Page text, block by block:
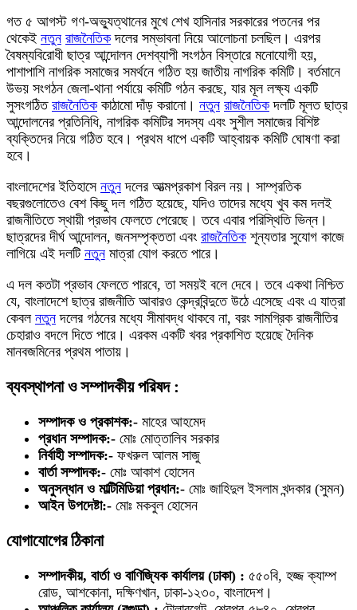
গত ৫ আগস্ট গণ-অভ্যুত্থানের মুখে শেখ হাসিনার সরকারের পতনের পর
থেকেই নতুন রাজনৈতিকদলের সম্ভাবনা নিয়ে আলোচনা চলছিল। এরপর
বৈষম্যবিরোধী ছাত্র আন্দোলন দেশব্যাপী সংগঠন বিস্তারে মনোযোগী হয়,
পাশাপাশি নাগরিক সমাজের সমর্থনে গঠিত হয় জাতীয় নাগরিক কমিটি। বর্তমানে
উভয় সংগঠন জেলা-থানা পর্যায়ে কমিটি গঠন করছে, যার মূল লক্ষ্য একটি
সুসংগঠিত রাজনৈতিককাঠামো দাঁড় করানো। নতুন রাজনৈতিকদলটি মূলত ছাত্র
আন্দোলনের প্রতিনিধি, নাগরিক কমিটির সদস্য এবং সুশীল সমাজের বিশিষ্ট
ব্যক্তিদের নিয়ে গঠিত হবে। প্রথম ধাপে একটি আহ্বায়ক কমিটি ঘোষণা করা
হবে।
বাংলাদেশের ইতিহাসে নতুন দলের আত্মপ্রকাশ বিরল নয়। সাম্প্রতিক
বছরগুলোতেও বেশ কিছু দল গঠিত হয়েছে, যদিও তাদের মধ্যে খুব কম দলই
রাজনীতিতে স্থায়ী প্রভাব ফেলতে পেরেছে। তবে এবার পরিস্থিতি ভিন্ন।
ছাত্রদের দীর্ঘ আন্দোলন, জনসম্পৃক্ততা এবং রাজনৈতিকশূন্যতার সুযোগ কাজে
লাগিয়ে এই দলটি নতুন মাত্রা যোগ করতে পারে।
এ দল কতটা প্রভাব ফেলতে পারবে, তা সময়ই বলে দেবে। তবে একথা নিশ্চিত
যে, বাংলাদেশে ছাত্র রাজনীতি আবারও কেন্দ্রবিন্দুতে উঠে এসেছে এবং এ যাত্রা
কেবল নতুন দলের গঠনের মধ্যে সীমাবদ্ধ থাকবে না, বরং সামগ্রিক রাজনীতির
চেহারাও বদলে দিতে পারে। এরকম একটি খবর প্রকাশিত হয়েছে দৈনিক
মানবজমিনের প্রথম পাতায়।
ব্যবস্থাপনা ও সম্পাদকীয় পরিষদ :
সম্পাদক ও প্রকাশক:- মাহের আহমেদ
প্রধান সম্পাদক:- মোঃ মোত্তালিব সরকার
নির্বাহী সম্পাদক:- ফখরুল আলম সাজু
বার্তা সম্পাদক:- মোঃ আকাশ হোসেন
অনুসন্ধান ও মাল্টিমিডিয়া প্রধান:- মোঃ জাহিদুল ইসলাম খন্দকার (সুমন)
আইন উপদেষ্টা:- মোঃ মকবুল হোসেন
যোগাযোগের ঠিকানা
সম্পাদকীয়, বার্তা ও বাণিজ্যিক কার্যালয় (ঢাকা) : ৫৫০বি, হজ্জ ক্যাম্প
রোড, আশকোনা, দক্ষিণখান, ঢাকা-১২৩০, বাংলাদেশ।